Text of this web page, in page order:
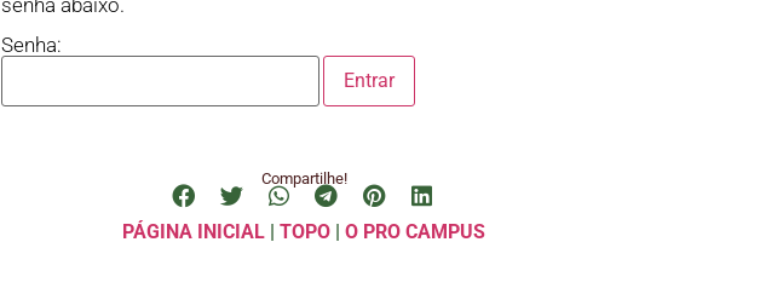
Senha:
Compartilhe!
PÁGINA INICIAL | TOPO | O PRO CAMPUS